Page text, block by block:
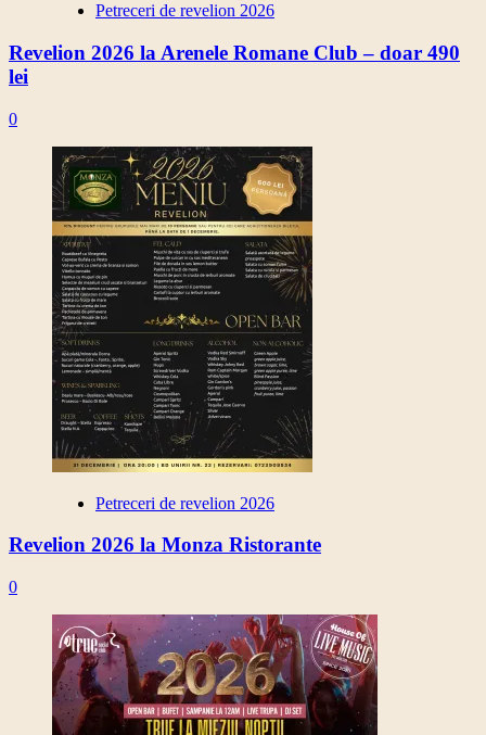
Petreceri de revelion 2026
Revelion 2026 la Arenele Romane Club – doar 490
lei
0
Petreceri de revelion 2026
Revelion 2026 la Monza Ristorante
0